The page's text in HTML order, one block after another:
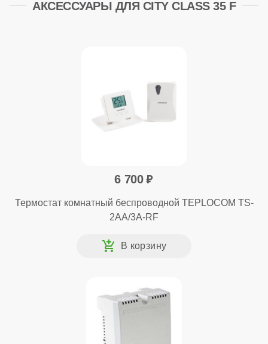
АКСЕССУАРЫ ДЛЯ CITY CLASS 35 F
6 700
Термостат комнатный беспроводной TEPLOCOM TS-
2AA/3A-RF